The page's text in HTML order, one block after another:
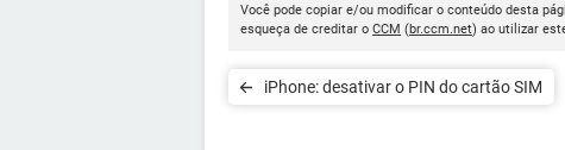
Você pode copiar e/ou modificar o conteúdo desta
esqueça de creditar o CCM (br.ccm.net) ao utilizar
iPhone: desativar o PIN do cartão SIM